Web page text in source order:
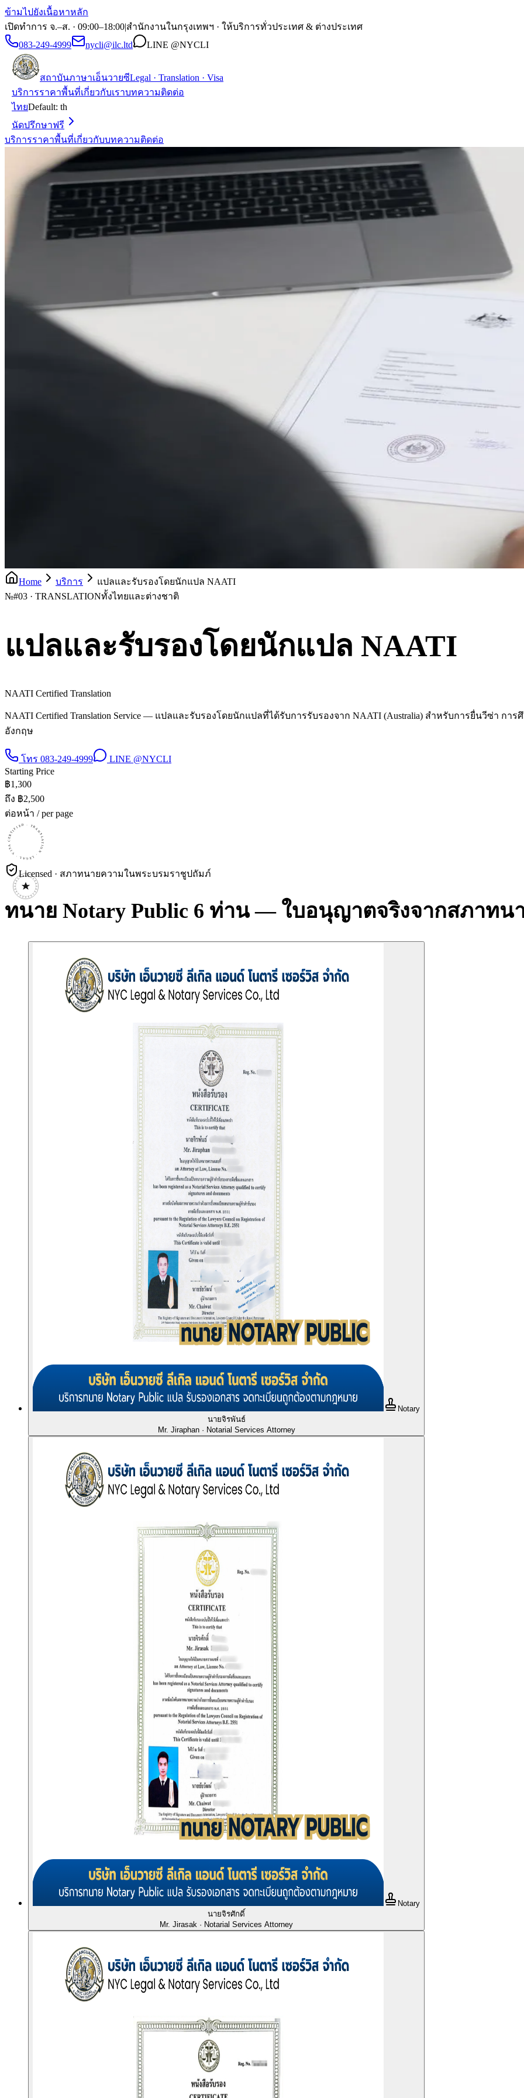
ข้ามไปยังเนื้อหาหลัก
เปิดทำการ จ.–ส. · 09:00–18:00|สำนักงานในกรุงเทพฯ · ให้บริการทั่วประเทศ & ต่างประเทศ
083-249-4999
nycli@ilc.ltd LINE @NYCLI
สถาบันภาษาเอ็นวายซีLegal · Translation · Visa
บริการราคาพื้นที่เกี่ยวกับเราบทความติดต่อ
ไทยDefault: th
นัดปรึกษาฟรี
บริการราคาพื้นที่เกี่ยวกับบทความติดต่อ
Home บริการ
แปลและรับรองโดยนักแปล NAATI
№#03 · TRANSLATIONทั้งไทยและต่างชาติ
แปลและรับรองโดยนักแปล NAATI
NAATI Certified Translation
NAATI Certified Translation Service — แปลและรับรองโดยนักแปลที่ได้รับการรับรองจาก NAATI (Australia) สำหรับการยื่นวีซ่า ก
อังกฤษ
โทร 083-249-4999 LINE @NYCLI
Starting Price
฿1,300
ถึง ฿2,500
ต่อหน้า / per page
CERTIFIED · TRANSLATION · LEGAL · VISA · CERTIFIED · TRANSLATION · LEGAL · VISA · CERTIFIED · TRANSLATION · LEGAL · VISA ·
Licensed · สภาทนายความในพระบรมราชูปถัมภ์
ทนาย Notary Public 6 ท่าน — ใบอนุญาตจริงจากสภาทน
Notary
นายจิรพันธ์
Mr. Jiraphan· Notarial Services Attorney
Notary
นายจิรศักดิ์
Mr. Jirasak · Notarial Services Attorney